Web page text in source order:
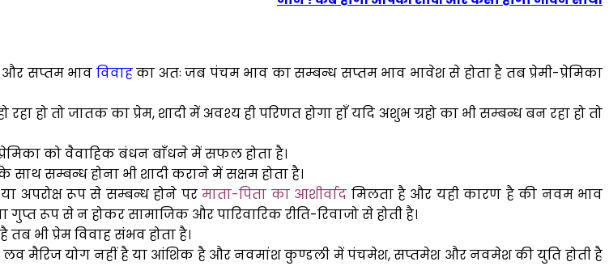
और सप्तम भाव विवाहका अतः जब पंचम भाव का सम्बन्ध सप्तम भाव भावेश से होता है तब प्रेमी-प्रेमिका
तो जातक का प्रेम, शादी में अवश्य ही परिणत होगा हाँ यदि अशुभ ग्रहो का भी सम्बन्ध बन रहा हो तो
को वैवाहिक बंधन बाँधने में सफल होता है।
सम्बन्ध होना भी शादी कराने में सक्षम होता है।
अपरोक्ष रूप से सम्बन्ध होने परमाता-पिता का आशीर्वाद मिलता है और यही कारण है की नवम भाव
रूप से न होकर सामाजिक और पारिवारिक रीति-रिवाजो से होती है।
भी प्रेम विवाह संभव होता है।
मैरिज योग नहीं है या आंशिक है और नवमांश कुण्डली में पंचमेश, सप्तमेश और नवमेश की युति होती है